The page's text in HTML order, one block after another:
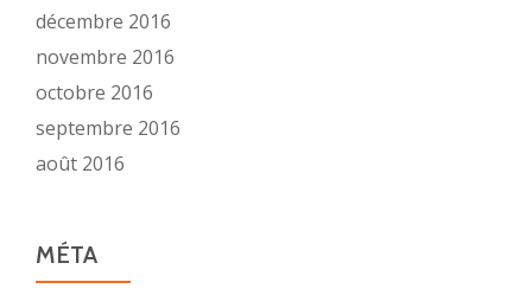
décembre 2016
novembre 2016
octobre 2016
septembre 2016
août 2016
MÉTA